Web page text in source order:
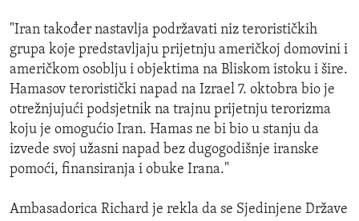
"Iran također nastavlja podržavati niz terorističkih
grupa koje predstavljaju prijetnju američkoj domovini i
američkom osoblju i objektima na Bliskom istoku i šire.
Hamasov teroristički napad na Izrael 7. oktobra bio je
otrežnjujući podsjetnik na trajnu prijetnju terorizma
koju je omogućio Iran. Hamas ne bi bio u stanju da
izvede svoj užasni napad bez dugogodišnje iranske
pomoći, finansiranja i obuke Irana."
Ambasadorica Richard je rekla da se Sjedinjene Države